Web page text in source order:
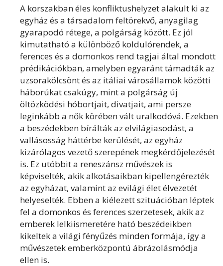
A korszakban éles konfliktushelyzet alakult ki az
egyház és a társadalom feltörekvő, anyagilag
gyarapodó rétege, a polgárság között. Ez jól
kimutatható a különböző koldulórendek, a
ferences és a domonkos rend tagjai által mondott
prédikációkban, amelyben egyaránt támadták az
uzsorakölcsönt és az itáliai városállamok közötti
háborúkat csakúgy, mint a polgárság új
öltözködési hóbortjait, divatjait, ami persze
leginkább a nők körében vált uralkodóvá. Ezekben
a beszédekben bírálták az elvilágiasodást, a
vallásosság háttérbe kerülését, az egyház
kizárólagos vezető szerepének megkérdőjelezését
is. Ez utóbbit a reneszánsz művészek is
képviselték, akik alkotásaikban kipellengérezték
az egyházat, valamint az evilági élet élvezetét
helyeselték. Ebben a kiélezett szituációban léptek
fel a domonkos és ferences szerzetesek, akik az
emberek lelkiismeretére ható beszédeikben
kikeltek a világi fényűzés minden formája, így a
művészetek emberközpontú ábrázolásmódja
ellen is.